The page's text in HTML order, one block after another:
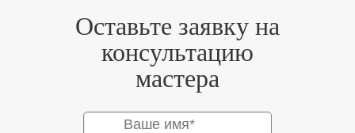
Оставьте заявку на
консультацию
мастера